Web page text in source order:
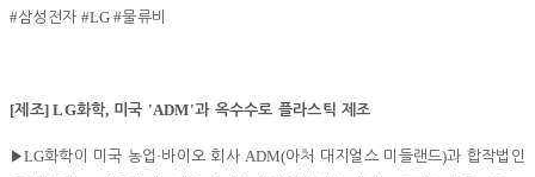
#삼성전자#LG #물류비
[제조] LG화학, 미국 'ADM'과 옥수수로 플라스틱 제조
▶LG화학이 미국 농업 ·바이오 회사 ADM(아처 대지얼스 미들랜드)과 합작법인